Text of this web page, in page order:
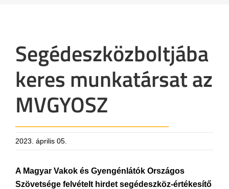
Segédeszközboltjába
keres munkatársat az
MVGYOSZ
2023. április 05.
A Magyar Vakok és Gyengénlátók Országos
Szövetsége felvételt hirdet segédeszköz-értékesítő